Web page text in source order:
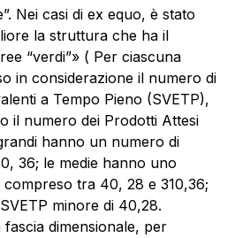
Nei casi di ex equo, è stato
la struttura che ha il
“verdi”» ( Per ciascuna
in considerazione il numero di
a Tempo Pieno (SVETP),
il numero dei Prodotti Attesi
hanno un numero di
36; le medie hanno uno
tra 40, 28 e 310,36;
minore di 40,28.
fascia dimensionale, per